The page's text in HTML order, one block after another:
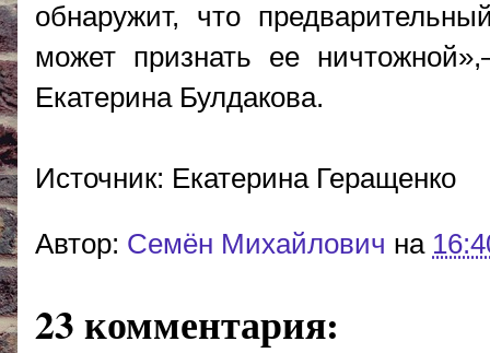
обнаружит, что
может признать ее
Екатерина Булдакова.
Источник: Екатерина Геращенко
Автор: Cемён Михайлович на
23 комментария: